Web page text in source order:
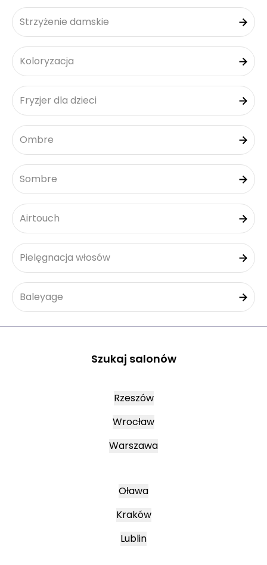
Strzyżenie damskie
Koloryzacja
Fryzjer dla dzieci
Ombre
Sombre
Airtouch
Pielęgnacja włosów
Baleyage
Szukaj salonów
Rzeszów
Wrocław
Warszawa
Oława
Kraków
Lublin